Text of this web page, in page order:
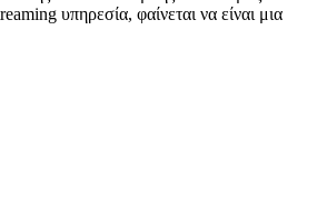
υπηρεσία, φαίνεται να είναι μια